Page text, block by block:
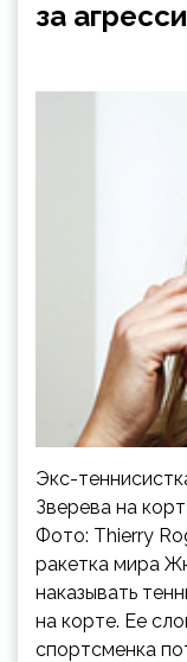
за
Экс-
Зверева на
Фото: Thierry
ракетка мира
наказывать
на корте. Ее
спортсменка